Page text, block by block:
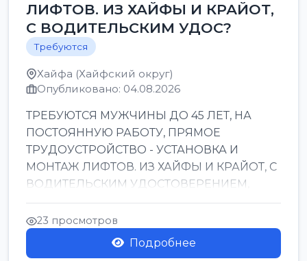
ЛИФТОВ. ИЗ ХАЙФЫ И КРАЙОТ,
С ВОДИТЕЛЬСКИМ УДОС?
Требуются
Хайфа (Хайфский округ)
Опубликовано: 04.08.2026
ТРЕБУЮТСЯ МУЖЧИНЫ ДО 45 ЛЕТ, НА
ПОСТОЯННУЮ РАБОТУ, ПРЯМОЕ
ТРУДОУСТРОЙСТВО - УСТАНОВКА И
МОНТАЖ ЛИФТОВ. ИЗ ХАЙФЫ И КРАЙОТ, С
ВОДИТЕЛЬСКИМ УДОСТОВЕРЕНИЕМ,
ПРИВЕТСТВУЮТСЯ НАВЫКИ СВАРЩИКА.
ОБУЧЕНИЕ В ПРОЦ...
23 просмотров
Подробнее